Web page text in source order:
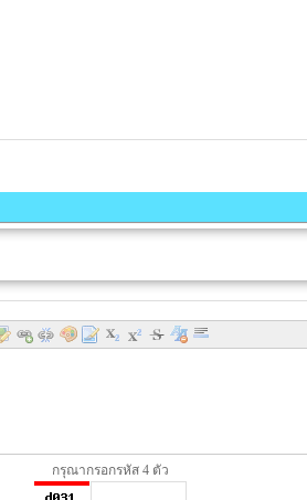
กรุณากรอกรหัส 4 ตัว